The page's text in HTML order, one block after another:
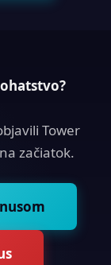
Tower
začiatok.